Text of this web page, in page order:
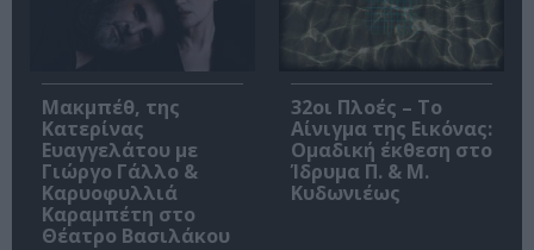
Μακμπέθ, της
Κατερίνας
Ευαγγελάτου με
Γιώργο Γάλλο &
Καρυοφυλλιά
Καραμπέτη στο
Θέατρο Βασιλάκου
32οι Πλοές – Το
Αίνιγμα της Εικόνας:
Ομαδική έκθεση στο
Ίδρυμα Π. & Μ.
Κυδωνιέως